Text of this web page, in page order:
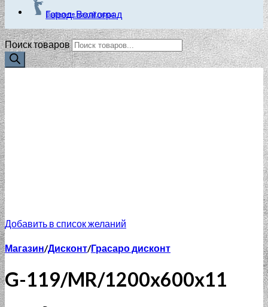
Город: Волгоград
Выберите другой город
Поиск товаров
Добавить в список желаний
Магазин/Дисконт/Грасаро дисконт
G-119/MR/1200x600x11